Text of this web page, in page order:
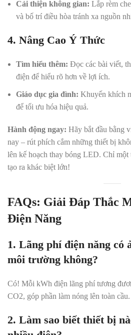
Cải thiện không gian: Lắp rèm
và bố trí điều hòa tránh xa nguồn
4. Nâng Cao Ý Thức
Tìm hiểu thêm: Đọc các bài viết,
điện để hiểu rõ hơn về lợi ích.
Giáo dục gia đình: Khuyến khích
để tối ưu hóa hiệu quả.
Hành động ngay: Hãy bắt đầu bằng
nay – rút phích cắm những thiết bị
lên kế hoạch thay bóng LED. Chỉ một
tạo ra khác biệt lớn!
FAQs: Giải Đáp Thắc
Điện Năng
1. Lãng phí điện năng có
môi trường không?
Có! Mỗi kWh điện lãng phí tương
CO2, góp phần làm nóng lên toàn cầu.
2. Làm sao biết thiết bị